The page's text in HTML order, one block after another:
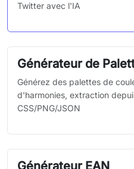
Twitter avec l'IA
Générateur de
Générez des palettes de
d'harmonies, extraction
CSS/PNG/JSON
Générateur EAN